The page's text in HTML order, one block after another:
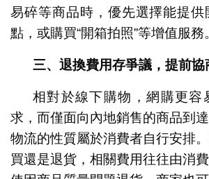
易碎等商品時，優先選擇能提供
點，或購買“開箱拍照”等增值服務
三、退換費用存爭議，提前
相對於線下購物，網購更容
求，而僅面向內地銷售的商品到
物流的性質屬於消費者自行安排
買還是退貨，相關費用往往由消